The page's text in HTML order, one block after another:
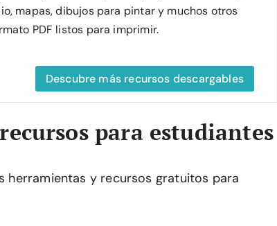
mapas, dibujos para pintar y muchos otros
PDF listos para imprimir.
Descubre más recursos descargables
para estudiantes
herramientas y recursos gratuitos para